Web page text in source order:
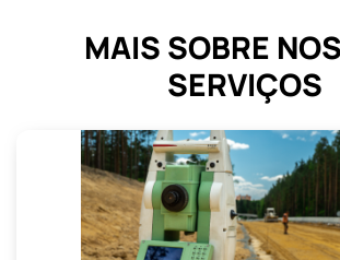
MAIS SOBRE
SERVIÇOS